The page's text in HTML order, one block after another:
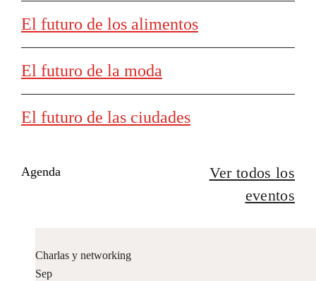
El futuro de los alimentos
El futuro de la moda
El futuro de las ciudades
Agenda
Ver todos los
eventos
Charlas y networking
Sep